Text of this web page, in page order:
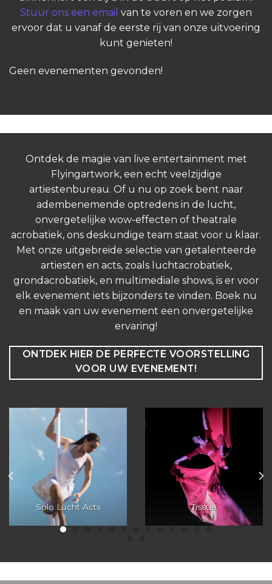
Stuur ons een email van te voren en we zorgen
ervoor dat u vanaf de eerste rij van onze uitvoering
kunt genieten!
Geen evenementen gevonden!
Ontdek de magie van live entertainment met
Flyingartwork, een echt veelzijdige
artiestenbureau. Of u nu op zoek bent naar
adembenemende optredens in de lucht,
onvergetelijke wow-effecten of theatrale
acrobatiek, ons deskundige team staat voor u klaar.
Met onze uitgebreide selectie van getalenteerde
artiesten en acts, zoals luchtacrobatiek,
grondacrobatiek, en multimediale shows, is er voor
elk evenement iets bijzonders te vinden. Boek nu
en maak van uw evenement een onvergetelijke
ervaring!
ONTDEK HIER DE PERFECTE VOORSTELLING
VOOR UW EVENEMENT!
Solo Lucht Acts Tissue